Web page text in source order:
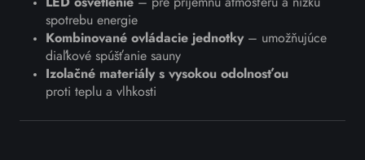
spotrebu energie
Kombinované ovládacie jednotky – umožňujúce
diaľkové spúšťanie sauny
Izolačné materiály s vysokou odolnosťou
proti teplu a vlhkosti